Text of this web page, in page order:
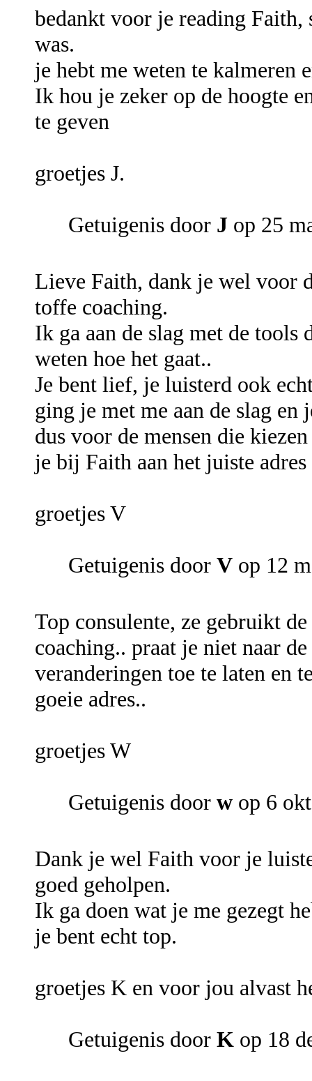
bedankt voor je reading
was.
je hebt me weten te kalmeren
Ik hou je zeker op de hoogte
te geven
groetjes J.
Getuigenis door J op 25
Lieve Faith, dank je wel voor
toffe coaching.
Ik ga aan de slag met de tools
weten hoe het gaat..
Je bent lief, je luisterd ook
ging je met me aan de slag en
dus voor de mensen die
je bij Faith aan het juiste adres
groetjes V
Getuigenis door V op 12
Top consulente, ze gebruikt
coaching.. praat je niet naar
veranderingen toe te laten en
goeie adres..
groetjes W
Getuigenis door w op 6
Dank je wel Faith voor je
goed geholpen.
Ik ga doen wat je me gezegt
je bent echt top.
groetjes K en voor jou alvast
Getuigenis door K op 18